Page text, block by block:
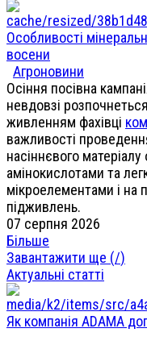
Особливості
восени
Агроновини
Осіння посівна
невдовзі
живленням фахівці
важливості
насіннєвого
амінокислотами та
мікроелементами і на
підживлень.
07 серпня 2026
Більше
Завантажити ще (/)
Актуальні статті
Як компанія ADAMA